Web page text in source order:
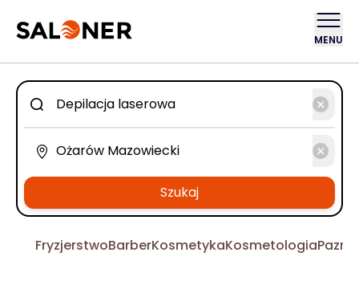
MENU
Szukaj
FryzjerstwoBarberKosmetykaKosmetologia